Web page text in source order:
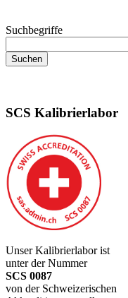
Suchbegriffe
SCS Kalibrierlabor
Unser Kalibrierlabor ist
unter der Nummer
SCS 0087
von der Schweizerischen